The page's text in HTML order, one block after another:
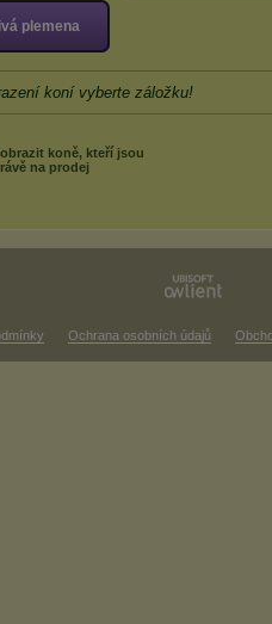
plemena
koní vyberte záložku!
koně, kteří jsou
na prodej
Ochrana osobních údajů